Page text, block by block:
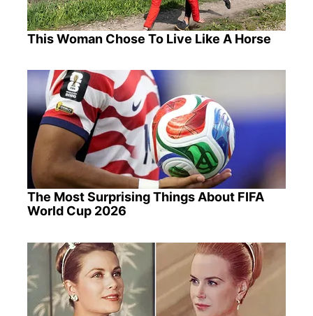
This Woman Chose To Live Like A Horse
The Most Surprising Things About FIFA
World Cup 2026